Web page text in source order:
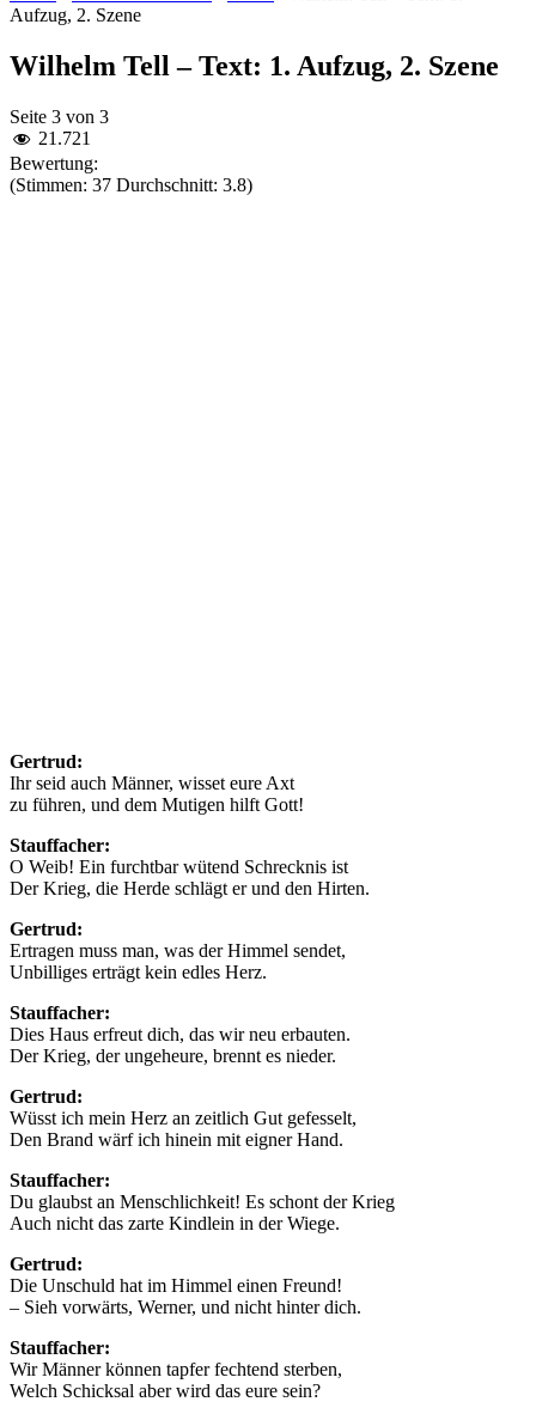
Aufzug, 2. Szene
Wilhelm Tell – Text: 1. Aufzug, 2. Szene
Seite 3 von 3
21.721
Bewertung:
(Stimmen: 37 Durchschnitt: 3.8)
Gertrud:
Ihr seid auch Männer, wisset eure Axt
zu führen, und dem Mutigen hilft Gott!
Stauffacher:
O Weib! Ein furchtbar wütend Schrecknis ist
Der Krieg, die Herde schlägt er und den Hirten.
Gertrud:
Ertragen muss man, was der Himmel sendet,
Unbilliges erträgt kein edles Herz.
Stauffacher:
Dies Haus erfreut dich, das wir neu erbauten.
Der Krieg, der ungeheure, brennt es nieder.
Gertrud:
Wüsst ich mein Herz an zeitlich Gut gefesselt,
Den Brand wärf ich hinein mit eigner Hand.
Stauffacher:
Du glaubst an Menschlichkeit! Es schont der Krieg
Auch nicht das zarte Kindlein in der Wiege.
Gertrud:
Die Unschuld hat im Himmel einen Freund!
– Sieh vorwärts, Werner, und nicht hinter dich.
Stauffacher:
Wir Männer können tapfer fechtend sterben,
Welch Schicksal aber wird das eure sein?